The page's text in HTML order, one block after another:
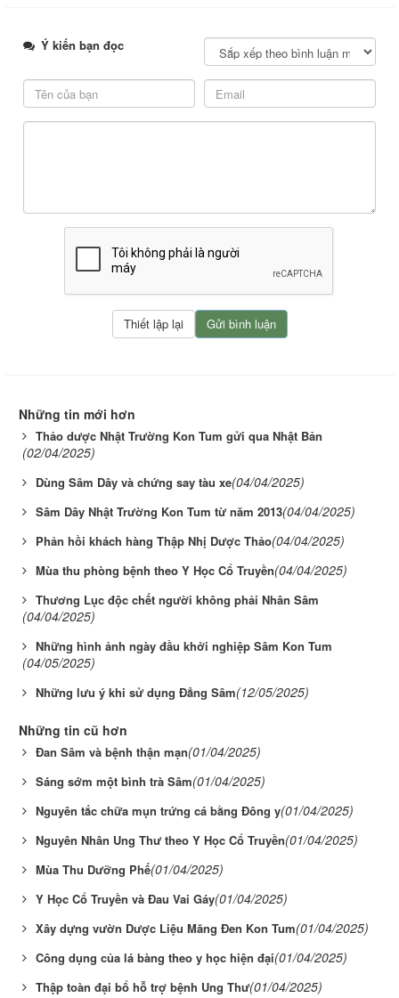
Ý kiến bạn đọc
Những tin mới hơn
Thảo dược Nhật Trường Kon Tum gửi qua Nhật Bản
(02/04/2025)
Dùng Sâm Dây và chứng say tàu xe(04/04/2025)
Sâm Dây Nhật Trường Kon Tum từ năm 2013(04/04/2025)
Phản hồi khách hàng Thập Nhị Dược Thảo(04/04/2025)
Mùa thu phòng bệnh theo Y Học Cổ Truyền(04/04/2025)
Thương Lục độc chết người không phải Nhân Sâm
(04/04/2025)
Những hình ảnh ngày đầu khởi nghiệp Sâm Kon Tum
(04/05/2025)
Những lưu ý khi sử dụng Đẳng Sâm(12/05/2025)
Những tin cũ hơn
Đan Sâm và bệnh thận mạn(01/04/2025)
Sáng sớm một bình trà Sâm(01/04/2025)
Nguyên tắc chữa mụn trứng cá bằng Đông y(01/04/2025)
Nguyên Nhân Ung Thư theo Y Học Cổ Truyền(01/04/2025)
Mùa Thu Dưỡng Phế(01/04/2025)
Y Học Cổ Truyền và Đau Vai Gáy(01/04/2025)
Xây dựng vườn Dược Liệu Măng Đen Kon Tum(01/04/2025)
Công dụng của lá bàng theo y học hiện đại(01/04/2025)
Thập toàn đại bổ hỗ trợ bệnh Ung Thư(01/04/2025)